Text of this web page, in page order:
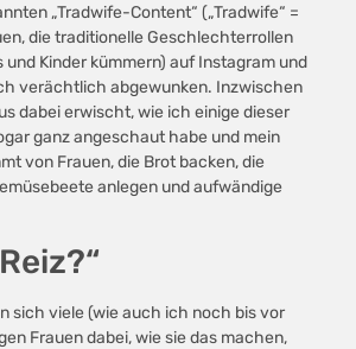
„Tradwife-Content“ („Tradwife“ =
die traditionelle Geschlechterrollen
und Kinder kümmern) auf Instagram und
verächtlich abgewunken. Inzwischen
dabei erwischt, wie ich einige dieser
ganz angeschaut habe und mein
von Frauen, die Brot backen, die
anlegen und aufwändige
sich viele (wie auch ich noch bis vor
Frauen dabei, wie sie das machen,